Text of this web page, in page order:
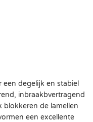
een degelijk en stabiel
inbraakbvertragend
blokkeren de lamellen
een excellente